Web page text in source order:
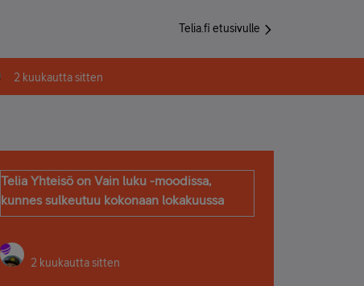
Telia.fi etusivulle
2 kuukautta sitten
Telia Yhteisö on Vain luku -moodissa,
kunnes sulkeutuu kokonaan lokakuussa
2 kuukautta sitten